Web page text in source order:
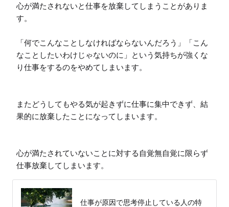
心が満たされないと仕事を放棄してしまうことがありま
す。
「何でこんなことしなければならないんだろう」「こん
なことしたいわけじゃないのに」という気持ちが強くな
り仕事をするのをやめてしまいます。
またどうしてもやる気が起きずに仕事に集中できず、結
果的に放棄したことになってしまいます。
心が満たされていないことに対する自覚無自覚に限らず
仕事放棄してしまいます。
仕事が原因で思考停止している人の特